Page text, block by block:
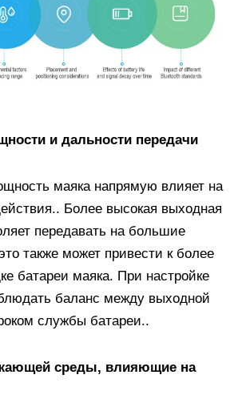
и дальности передачи
маяка напрямую влияет на
Более высокая выходная
передавать на большие
также может привести к более
батареи маяка. При настройке
баланс между выходной
службы батареи..
среды, влияющие на